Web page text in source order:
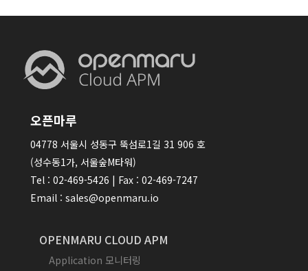
오픈마루
04778 서울시 성동구 뚝섬로1길 31 906 호
(성수동1가, 서울숲M타워)
Tel : 02-469-5426 | Fax : 02-469-7247
Email : sales@openmaru.io
OPENMARU CLOUD APM
Application 모니터링